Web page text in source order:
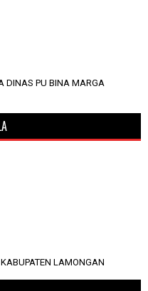
DINAS PU BINA MARGA
LAMONGAN